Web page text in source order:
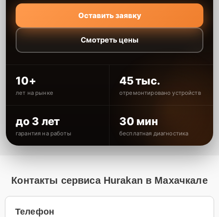
Оставить заявку
Смотреть цены
10+
лет на рынке
45 тыс.
отремонтировано устройств
до 3 лет
гарантия на работы
30 мин
бесплатная диагностика
Контакты сервиса Hurakan в Махачкале
Телефон